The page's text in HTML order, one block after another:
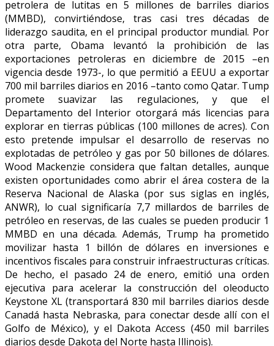
petrolera de lutitas en 5 millones de barriles diarios
(MMBD), convirtiéndose, tras casi tres décadas de
liderazgo saudita, en el principal productor mundial. Por
otra parte, Obama levantó la prohibición de las
exportaciones petroleras en diciembre de 2015 –en
vigencia desde 1973-, lo que permitió a EEUU a exportar
700 mil barriles diarios en 2016 –tanto como Qatar. Tump
promete suavizar las regulaciones, y que el
Departamento del Interior otorgará más licencias para
explorar en tierras públicas (100 millones de acres). Con
esto pretende impulsar el desarrollo de reservas no
explotadas de petróleo y gas por 50 billones de dólares.
Wood Mackenzie considera que faltan detalles, aunque
existen oportunidades como abrir el área costera de la
Reserva Nacional de Alaska (por sus siglas en inglés,
ANWR), lo cual significaría 7,7 millardos de barriles de
petróleo en reservas, de las cuales se pueden producir 1
MMBD en una década. Además, Trump ha prometido
movilizar hasta 1 billón de dólares en inversiones e
incentivos fiscales para construir infraestructuras críticas.
De hecho, el pasado 24 de enero, emitió una orden
ejecutiva para acelerar la construcción del oleoducto
Keystone XL (transportará 830 mil barriles diarios desde
Canadá hasta Nebraska, para conectar desde allí con el
Golfo de México), y el Dakota Access (450 mil barriles
diarios desde Dakota del Norte hasta Illinois).